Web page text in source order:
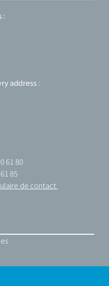
:
address :
61 80
85
de contact